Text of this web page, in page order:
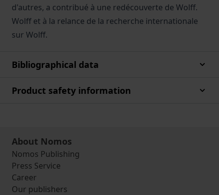
d'autres, a contribué à une redécouverte de Wolff.
Wolff et à la relance de la recherche internationale
sur Wolff.
Bibliographical data
Product safety information
About Nomos
Nomos Publishing
Press Service
Career
Our publishers